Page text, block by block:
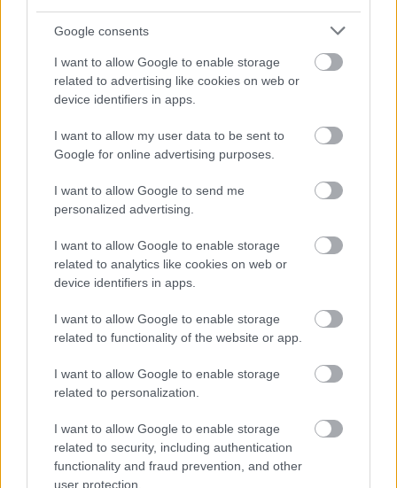
Google consents
I want to allow Google to enable storage
related to advertising like cookies on web or
device identifiers in apps.
I want to allow my user data to be sent to
Google for online advertising purposes.
I want to allow Google to send me
personalized advertising.
I want to allow Google to enable storage
related to analytics like cookies on web or
device identifiers in apps.
I want to allow Google to enable storage
related to functionality of the website or app.
I want to allow Google to enable storage
related to personalization.
I want to allow Google to enable storage
related to security, including authentication
functionality and fraud prevention, and other
user protection.
Η επικίνδυνη πόλη που έχει σβηστεί
από τους χάρτες
Πώς η πόλη Wittenoom στην Αυστραλία έγινε μία από
τις πιο μολυσμένες περιοχές του πλανήτη.
Εγκαταλείφθηκε εντελώς και αφαιρέθηκε από όλους
τους χάρτες.